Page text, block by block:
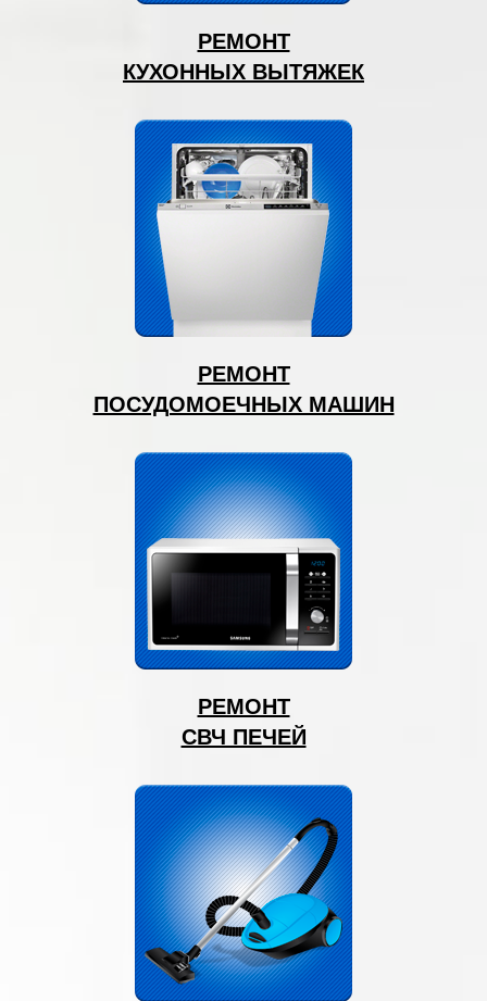
РЕМОНТ
КУХОННЫХ ВЫТЯЖЕК
РЕМОНТ
ПОСУДОМОЕЧНЫХ МАШИН
РЕМОНТ
СВЧ ПЕЧЕЙ